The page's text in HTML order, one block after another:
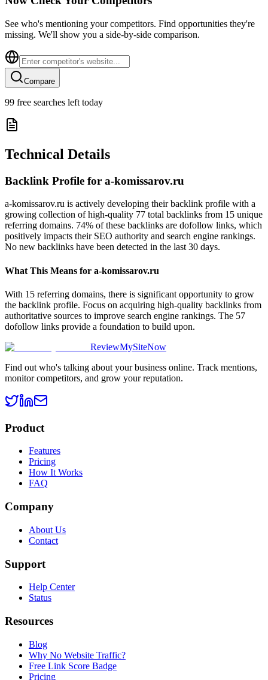
See who's mentioning your competitors. Find opportunities they're
missing. We'll show you a side-by-side comparison.
Compare
99 free searches left today
Technical Details
Backlink Profile for a-komissarov.ru
a-komissarov.ru is actively developing their backlink profile with a
growing collection of high-quality 77 total backlinks from 15 unique
referring domains. 74% of these backlinks are dofollow links, which
positively impacts their SEO authority and search engine rankings.
No new backlinks have been detected in the last 30 days.
What This Means for a-komissarov.ru
With 15 referring domains, there is significant opportunity to grow
the backlink profile. Focus on acquiring high-quality backlinks from
authoritative sources to improve search engine rankings. The 57
dofollow links provide a foundation to build upon.
ReviewMySiteNow
Find out who's talking about your business online. Track mentions,
monitor competitors, and grow your reputation.
Product
Features
Pricing
How It Works
FAQ
Company
About Us
Contact
Support
Help Center
Status
Resources
Blog
Why No Website Traffic?
Free Link Score Badge
Pricing